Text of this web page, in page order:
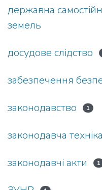
держав­на
земель
досудове слідство
забезпечення
законодавство 1
законодавча техніка
законодавчі акти 1